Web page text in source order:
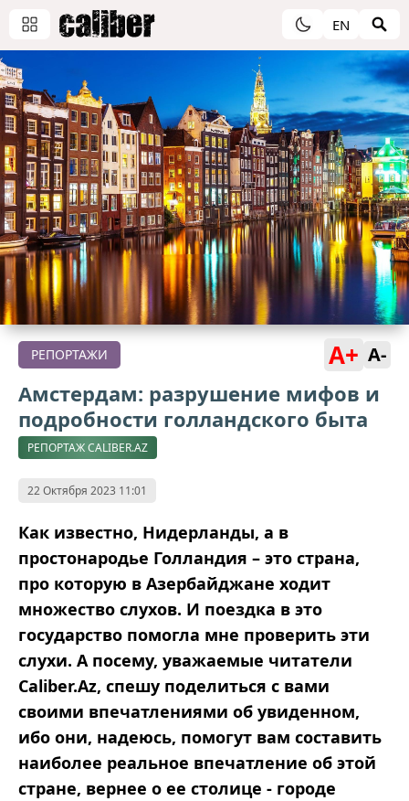
EN
РЕПОРТАЖИ A+ A-
Амстердам: разрушение мифов и
подробности голландского быта
РЕПОРТАЖ CALIBER.AZ
22 Октября 2023 11:01
Как известно, Нидерланды, а в
простонародье Голландия – это страна,
про которую в Азербайджане ходит
множество слухов. И поездка в это
государство помогла мне проверить эти
слухи. А посему, уважаемые читатели
Caliber.Аz, спешу поделиться с вами
своими впечатлениями об увиденном,
ибо они, надеюсь, помогут вам составить
наиболее реальное впечатление об этой
стране, вернее о ее столице - городе